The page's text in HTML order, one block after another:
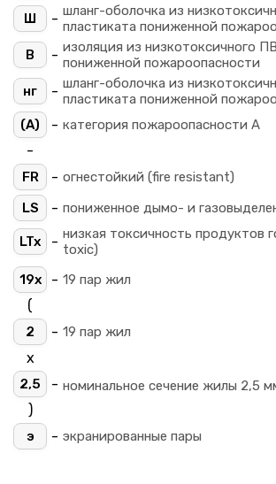
Ш - шланг-оболочка из
пластиката пониженной
В
- изоляция из низкотоксичного
пониженной пожароопасности
нг
- шланг-оболочка из
пластиката пониженной
(A)
- категория пожароопасности A
-
FR - огнестойкий (fire resistant)
LS
- пониженное дымо- и
LTx - низкая токсичность продуктов
toxic)
19х
- 19 пар жил
(
2 - 19 пар жил
х
2,5 - номинальное сечение жилы 2,5
)
э - экранированные пары